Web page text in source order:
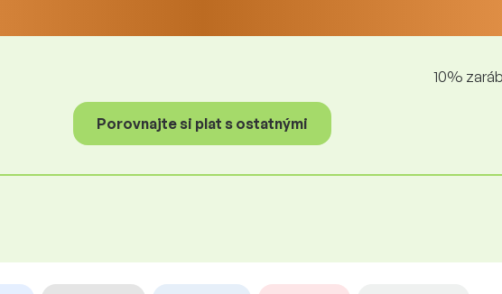
10%
Porovnajte si plat s ostatnými